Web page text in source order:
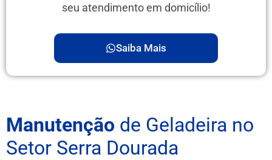
seu atendimento em domicílio!
Saiba Mais
Manutenção de Geladeira no
Setor Serra Dourada